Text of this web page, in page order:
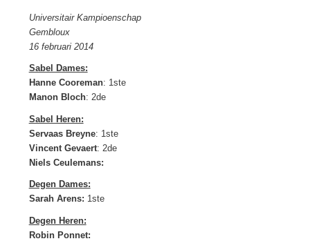
Universitair Kampioenschap
Gembloux
16 februari 2014
Sabel Dames:
Hanne Cooreman: 1ste
Manon Bloch: 2de
Sabel Heren:
Servaas Breyne: 1ste
Vincent Gevaert: 2de
Niels Ceulemans:
Degen Dames:
Sarah Arens: 1ste
Degen Heren:
Robin Ponnet: